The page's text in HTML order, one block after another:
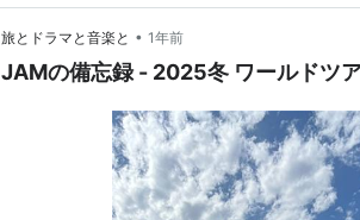
旅とドラマと音楽と • 1年前
JAMの備忘録 - 2025冬 ワールドツ